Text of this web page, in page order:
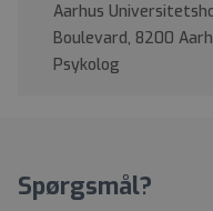
Aarhus
Boulevard, 8200
Psykolog
Spørgsmål?